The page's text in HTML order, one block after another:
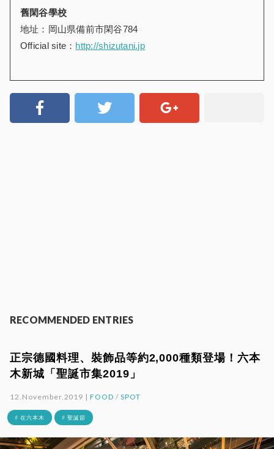
舊閑谷學校
地址：岡山県備前市閑谷784
Official site： http://shizutani.jp
RECOMMENDED ENTRIES
正宗德國料理、裝飾品等約2,000種類登場！六本
木新城「聖誕市集2019」
12.November.2019 |FOOD / SPOT
# 在六本木 # 聖誕節